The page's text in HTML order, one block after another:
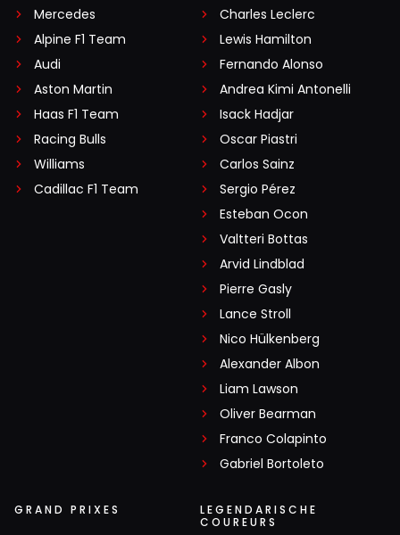
Mercedes
Alpine F1 Team
Audi
Aston Martin
Haas F1 Team
Racing Bulls
Williams
Cadillac F1 Team
Charles Leclerc
Lewis Hamilton
Fernando Alonso
Andrea Kimi Antonelli
Isack Hadjar
Oscar Piastri
Carlos Sainz
Sergio Pérez
Esteban Ocon
Valtteri Bottas
Arvid Lindblad
Pierre Gasly
Lance Stroll
Nico Hülkenberg
Alexander Albon
Liam Lawson
Oliver Bearman
Franco Colapinto
Gabriel Bortoleto
GRAND PRIXES
LEGENDARISCHE
COUREURS